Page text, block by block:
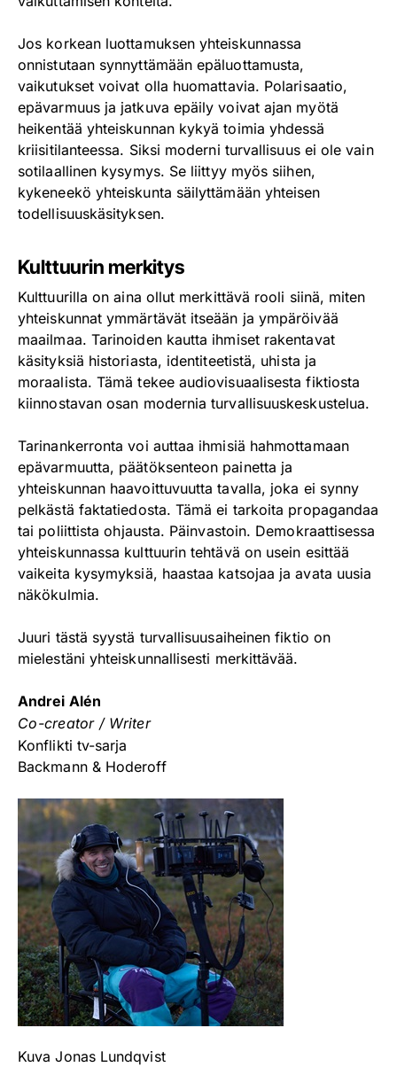
Jos korkean luottamuksen yhteiskunnassa
onnistutaan synnyttämään epäluottamusta,
vaikutukset voivat olla huomattavia. Polarisaatio,
epävarmuus ja jatkuva epäily voivat ajan myötä
heikentää yhteiskunnan kykyä toimia yhdessä
kriisitilanteessa. Siksi moderni turvallisuus ei ole vain
sotilaallinen kysymys. Se liittyy myös siihen,
kykeneekö yhteiskunta säilyttämään yhteisen
todellisuuskäsityksen.
Kulttuurin merkitys
Kulttuurilla on aina ollut merkittävä rooli siinä, miten
yhteiskunnat ymmärtävät itseään ja ympäröivää
maailmaa. Tarinoiden kautta ihmiset rakentavat
käsityksiä historiasta, identiteetistä, uhista ja
moraalista. Tämä tekee audiovisuaalisesta fiktiosta
kiinnostavan osan modernia turvallisuuskeskustelua.
Tarinankerronta voi auttaa ihmisiä hahmottamaan
epävarmuutta, päätöksenteon painetta ja
yhteiskunnan haavoittuvuutta tavalla, joka ei synny
pelkästä faktatiedosta. Tämä ei tarkoita propagandaa
tai poliittista ohjausta. Päinvastoin. Demokraattisessa
yhteiskunnassa kulttuurin tehtävä on usein esittää
vaikeita kysymyksiä, haastaa katsojaa ja avata uusia
näkökulmia.
Juuri tästä syystä turvallisuusaiheinen fiktio on
mielestäni yhteiskunnallisesti merkittävää.
Andrei Alén
Co-creator / Writer
Konflikti tv-sarja
Backmann & Hoderoff
Kuva Jonas Lundqvist